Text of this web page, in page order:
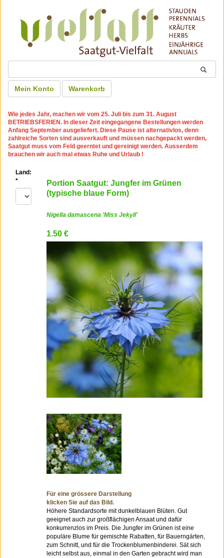
Mein Konto Warenkorb
Wie jedes Jahr, machen wir vom 25. Juli bis zum 31. August
BETRIEBSFERIEN. In dieser Zeit eingegangene Bestellungen werden
Anfang September ausgeliefert. Diese Pause ist alternativlos, denn
zahlreiche Sorten sind ausverkauft und müssen nachgepackt werden,
Saatgut muss vom Feld geerntet und gereinigt werden. Ausserdem
brauchen wir auch mal etwas Ruhe und Urlaub !
Land:
*
Portion Saatgut: Jungfer im Grünen
(typische blaue Form)
Nigella damascena 'Miss Jekyll'
1.50 €
Für eine grössere Darstellung
klicken Sie auf das Bild.
Höhere Standardsorte mit dunkelblauen Blüten. Gut
geeignet auch zur großflächigen Ansaat und dafür
konkurrenzlos im Preis. Die Jungfer im Grünen ist eine
populäre Blume für gemischte Rabatten, für Bauerngärten,
zum Schnitt, und für die Trockenblumenbinderei. Sät sich
leicht selbst aus, einmal in den Garten gebracht wird man